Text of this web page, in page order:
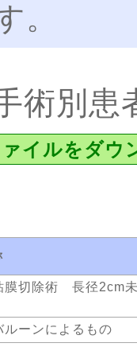
。
術別患
イルをダウ
膜切除術 長径2cm
ーンによるもの